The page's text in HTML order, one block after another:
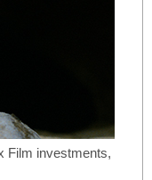
investments,